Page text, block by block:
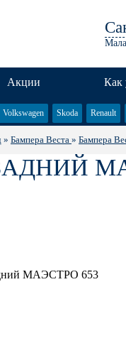
Акции Как
Volkswagen Skoda Renault
» Бампера Веста » Бампера